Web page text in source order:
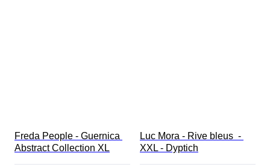
Freda People - Guernica
Abstract Collection XL
Luc Mora - Rive bleus  -
XXL - Dyptich